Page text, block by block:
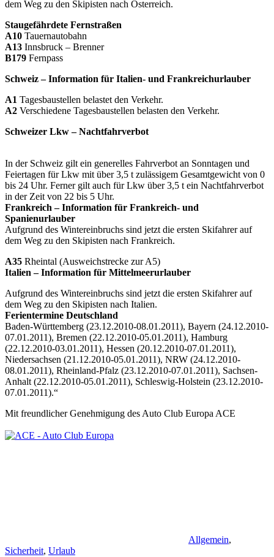
dem Weg zu den Skipisten nach Österreich.
Staugefährdete Fernstraßen
A10 Tauernautobahn
A13 Innsbruck – Brenner
B179 Fernpass
Schweiz – Information für Italien- und Frankreichurlauber
A1 Tagesbaustellen belastet den Verkehr.
A2 Verschiedene Tagesbaustellen belasten den Verkehr.
Schweizer Lkw – Nachtfahrverbot
In der Schweiz gilt ein generelles Fahrverbot an Sonntagen und
Feiertagen für Lkw mit über 3,5 t zulässigem Gesamtgewicht von 0
bis 24 Uhr. Ferner gilt auch für Lkw über 3,5 t ein Nachtfahrverbot
in der Zeit von 22 bis 5 Uhr.
Frankreich – Information für Frankreich- und
Spanienurlauber
Aufgrund des Wintereinbruchs sind jetzt die ersten Skifahrer auf
dem Weg zu den Skipisten nach Frankreich.
A35 Rheintal (Ausweichstrecke zur A5)
Italien – Information für Mittelmeerurlauber
Aufgrund des Wintereinbruchs sind jetzt die ersten Skifahrer auf
dem Weg zu den Skipisten nach Italien.
Ferientermine Deutschland
Baden-Württemberg (23.12.2010-08.01.2011), Bayern (24.12.2010-
07.01.2011), Bremen (22.12.2010-05.01.2011), Hamburg
(22.12.2010-03.01.2011), Hessen (20.12.2010-07.01.2011),
Niedersachsen (21.12.2010-05.01.2011), NRW (24.12.2010-
08.01.2011), Rheinland-Pfalz (23.12.2010-07.01.2011), Sachsen-
Anhalt (22.12.2010-05.01.2011), Schleswig-Holstein (23.12.2010-
07.01.2011).“
Mit freundlicher Genehmigung des Auto Club Europa ACE
Allgemein,
Sicherheit, Urlaub